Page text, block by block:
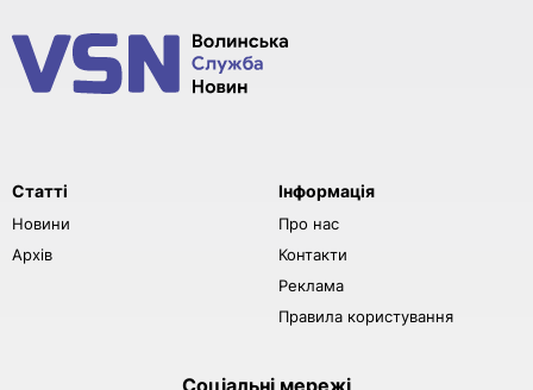
Статті
Новини
Архів
Інформація
Про нас
Контакти
Реклама
Правила користування